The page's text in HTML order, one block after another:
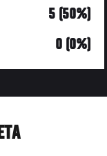
5 (50%)
0 (0%)